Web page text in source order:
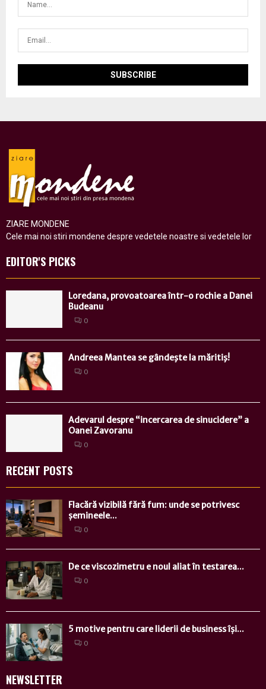
ZIARE MONDENE
Cele mai noi stiri mondene despre vedetele noastre si vedetele lor
EDITOR'S PICKS
Loredana, provoatoarea într-o rochie a Danei
Budeanu
0
Andreea Mantea se gândeşte la măritiş!
0
Adevarul despre “incercarea de sinucidere” a
Oanei Zavoranu
0
RECENT POSTS
Flacără vizibilă fără fum: unde se potrivesc
șemineele...
0
De ce viscozimetru e noul aliat în testarea...
0
5 motive pentru care liderii de business își...
0
NEWSLETTER